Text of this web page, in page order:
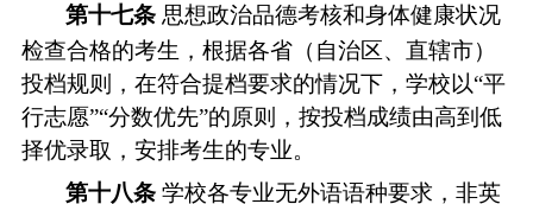
第十七条 思想政治品德考核和身体健康状况
检查合格的考生，根据各省（自治区、直辖市）
投档规则，在符合提档要求的情况下，学校以“平
行志愿”“分数优先”的原则，按投档成绩由高到低
择优录取，安排考生的专业。
第十八条 学校各专业无外语语种要求，非英